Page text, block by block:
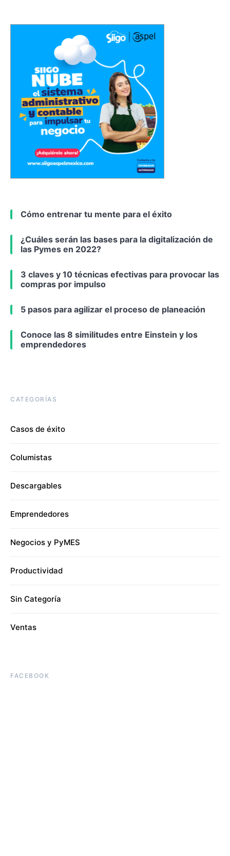
Cómo entrenar tu mente para el éxito
¿Cuáles serán las bases para la digitalización de
las Pymes en 2022?
3 claves y 10 técnicas efectivas para provocar las
compras por impulso
5 pasos para agilizar el proceso de planeación
Conoce las 8 similitudes entre Einstein y los
emprendedores
CATEGORÍAS
Casos de éxito
Columistas
Descargables
Emprendedores
Negocios y PyMES
Productividad
Sin Categoría
Ventas
FACEBOOK